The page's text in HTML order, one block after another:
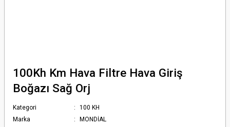
100Kh Km Hava Filtre Hava Giriş
Boğazı Sağ Orj
Kategori
100 KH
Marka
MONDİAL